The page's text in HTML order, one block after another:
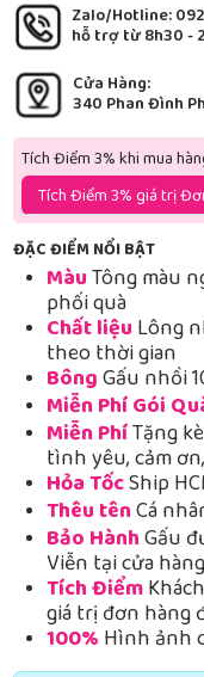
Zalo/Hotline:
hỗ trợ từ 8h30 -
Cửa Hàng:
340 Phan Đình
Tích Điểm 3% khi mua
Tích Điểm 3% giá trị
ĐẶC ĐIỂM NỔI BẬT
MàuTông màu
phối quà
Chất liệu Lông
theo thời gian
BôngGấu nhồi
Miễn Phí Gói
Miễn PhíTặng
tình yêu, cảm
Hỏa TốcShip
Thêu tênCá
Bảo HànhGấu
Viễn tại cửa hàng
Tích Điểm
giá trị đơn hàng
100% Hình ảnh